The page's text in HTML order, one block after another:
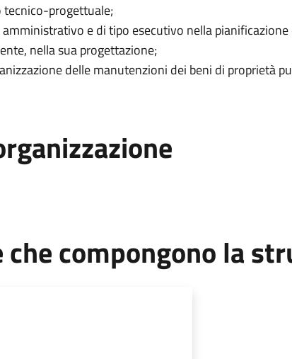
progettuale;
e di tipo esecutivo nella pianificazione
nella sua progettazione;
delle manutenzioni dei beni di proprietà
che compongono la